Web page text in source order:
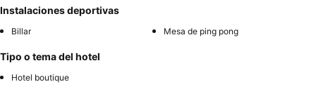
Instalaciones deportivas
Billar Mesa de ping pong
Tipo o tema del hotel
Hotel boutique